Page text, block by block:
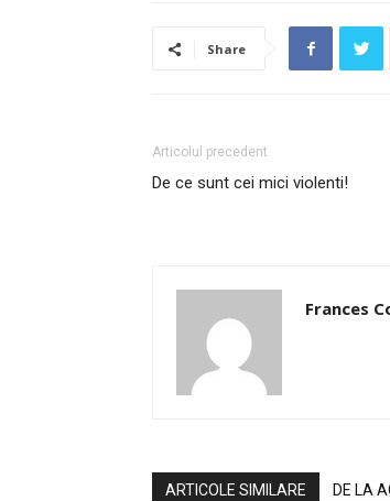
Share
Articolul precedent
De ce sunt cei mici violenti!
Frances
ARTICOLE SIMILARE DE LA